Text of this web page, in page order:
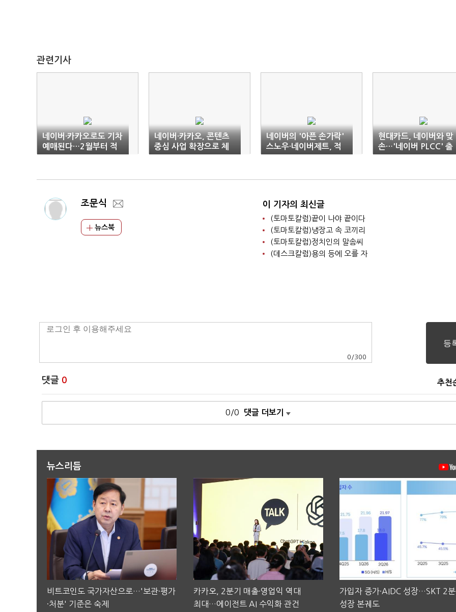
관련기사
네이버·카카오로도 기차
예매된다…2월부터 적
용
네이버·카카오, 콘텐츠
중심 사업 확장으로 체
질 개선·역량 강화
네이버의 '아픈 손가락'
스노우·네이버제트, 적
자탈출 요원
현대카드, 네이버와 맞
손…'네이버 PLCC' 출
시
조문식
뉴스북
이 기자의 최신글
(토마토칼럼)끝이 나야 끝이다
(토마토칼럼)냉장고 속 코끼리
(토마토칼럼)정치인의 말솜씨
(데스크칼럼)용의 등에 오를 자
0 /300
댓글 0 추천
0/0 댓글 더보기
뉴스리듬
비트코인도 국가자산으로…'보관·평가
·처분' 기준은 숙제
카카오, 2분기 매출·영업익 역대
최대…에이전트 AI 수익화 관건
가입자 증가·AIDC 성장…SKT 2
성장 본궤도